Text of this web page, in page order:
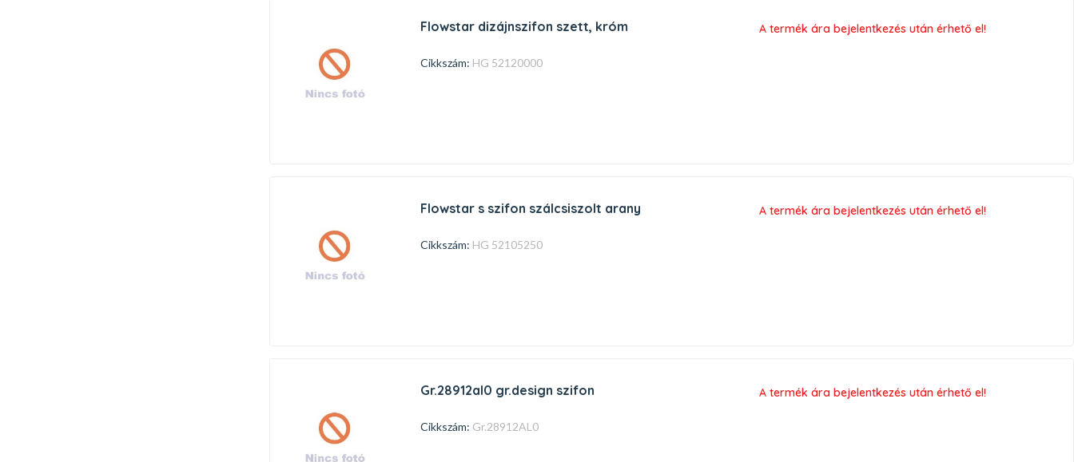
flowstar dizájnszifon szett, króm
Cikkszám: HG 52120000
A termék ára bejelentkezés után érhető el!
flowstar s szifon szálcsiszolt arany
Cikkszám: HG 52105250
A termék ára bejelentkezés után érhető el!
gr.28912al0 gr.design szifon
Cikkszám: Gr.28912AL0
A termék ára bejelentkezés után érhető el!